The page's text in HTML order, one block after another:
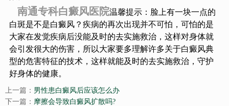
南通专科白癜风医院温馨提示：脸上有一块一点的
白斑是不是白癜风？疾病的再次出现并不可怕，可怕的是
大家在发觉疾病后没能及时的去实施救治，这样对身体就
会引发很大的伤害，所以大家要多理解许多关于白癜风典
型的危害特征的技术，这样就能及时的去实施救治，守护
好身体的健康。
上一篇： 男性患白癜风后应该怎么办
下一篇： 摩擦会导致白癜风扩散吗?